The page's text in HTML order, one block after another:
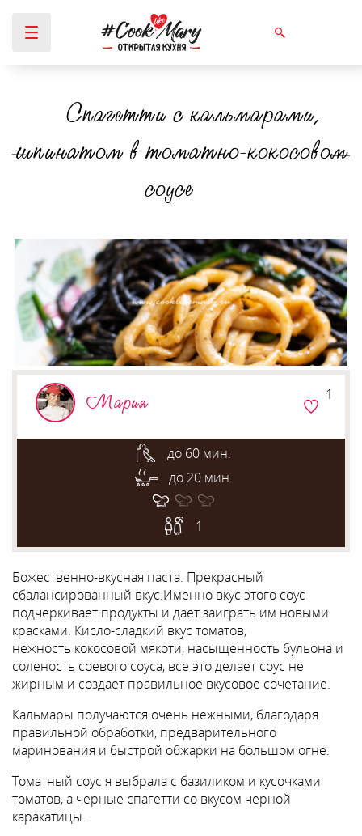
Вы здесьСпагетти с кальмарами,
шпинатом в томатно-кокосовом
соусе
Мария
до 60 мин.
до 20 мин.
1
1
Божественно-вкусная паста. Прекрасный
сбалансированный вкус.Именно вкус этого соус
подчеркивает продукты и дает заиграть им новыми
красками. Кисло-сладкий вкус томатов,
нежность кокосовой мякоти, насыщенность бульона и
соленость соевого соуса, все это делает соус не
жирным и создает правильное вкусовое сочетание.
Кальмары получаются очень нежными, благодаря
правильной обработки, предварительного
маринования и быстрой обжарки на большом огне.
Томатный соус я выбрала с базиликом и кусочками
томатов, а черные спагетти со вкусом черной
каракатицы.